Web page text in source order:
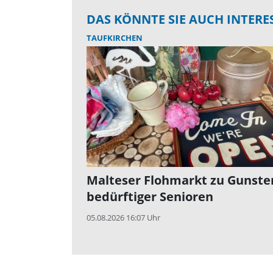
DAS KÖNNTE SIE AUCH
TAUFKIRCHEN
Malteser Flohmarkt zu
bedürftiger Senioren
05.08.2026 16:07 Uhr